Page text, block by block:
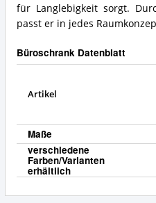
für Langlebigkeit sorgt.
passt er in jedes
Büroschrank Datenblatt
Artikel
Maße
verschiedene
Farben/Varianten
erhältlich